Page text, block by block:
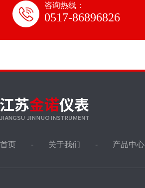
咨询热线：
0517-86896826
首页 关于我们 产品中心